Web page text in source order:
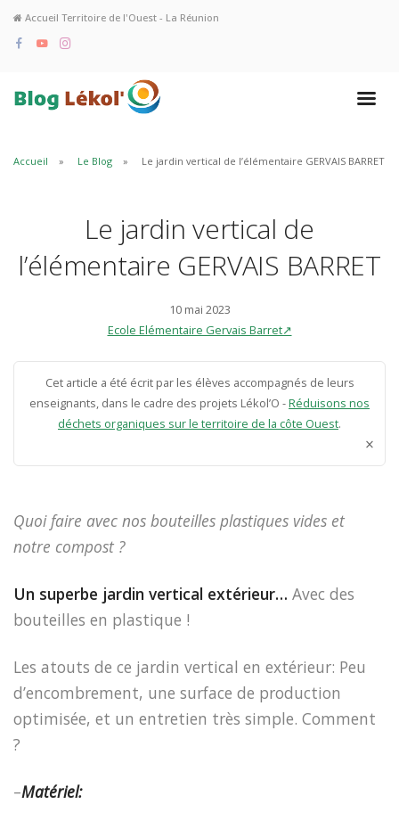
Accueil Territoire de l'Ouest - La Réunion
Accueil Le Blog Le jardin vertical de l’élémentaire GERVAIS BARRET
Le jardin vertical de
l’élémentaire GERVAIS BARRET
10 mai 2023
Ecole Elémentaire Gervais Barret↗
Cet article a été écrit par les élèves accompagnés de leurs
enseignants, dans le cadre des projets Lékol’O -Réduisons nos
déchets organiques sur le territoire de la côte Ouest.
×
Quoi faire avec nos bouteilles plastiques vides et
notre compost ?
Un superbe jardin vertical extérieur… Avec des
bouteilles en plastique !
Les atouts de ce jardin vertical en extérieur: Peu
d’encombrement, une surface de production
optimisée, et un entretien très simple. Comment
?
–Matériel: